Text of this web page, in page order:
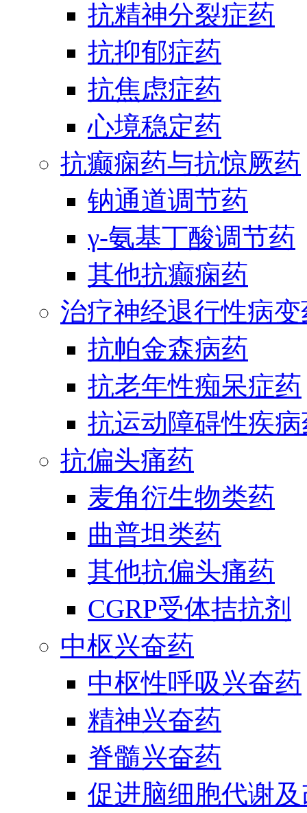
抗精神分裂症药
抗抑郁症药
抗焦虑症药
心境稳定药
抗癫痫药与抗惊厥药
钠通道调节药
γ-氨基丁酸调节药
其他抗癫痫药
治疗神经退行性病
抗帕金森病药
抗老年性痴呆症药
抗运动障碍性疾
抗偏头痛药
麦角衍生物类药
曲普坦类药
其他抗偏头痛药
CGRP受体拮抗剂
中枢兴奋药
中枢性呼吸兴奋药
精神兴奋药
脊髓兴奋药
促进脑细胞代谢